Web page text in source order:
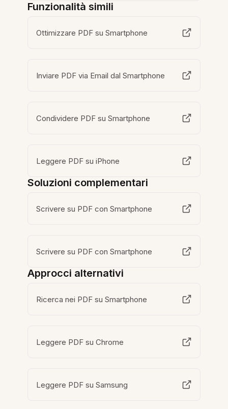
Funzionalità simili
Ottimizzare PDF su Smartphone
Inviare PDF via Email dal Smartphone
Condividere PDF su Smartphone
Leggere PDF su iPhone
Soluzioni complementari
Scrivere su PDF con Smartphone
Scrivere su PDF con Smartphone
Approcci alternativi
Ricerca nei PDF su Smartphone
Leggere PDF su Chrome
Leggere PDF su Samsung